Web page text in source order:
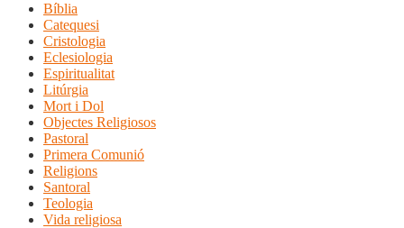
Bíblia
Catequesi
Cristologia
Eclesiologia
Espiritualitat
Litúrgia
Mort i Dol
Objectes Religiosos
Pastoral
Primera Comunió
Religions
Santoral
Teologia
Vida religiosa